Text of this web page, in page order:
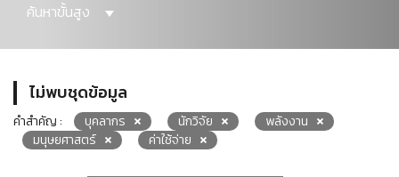
ค้นหาขั้นสูง
ไม่พบชุดข้อมูล
คำสำคัญ : บุคลากร นักวิจัย
พลังงาน
มนุษยศาสตร์
ค่าใช้จ่าย